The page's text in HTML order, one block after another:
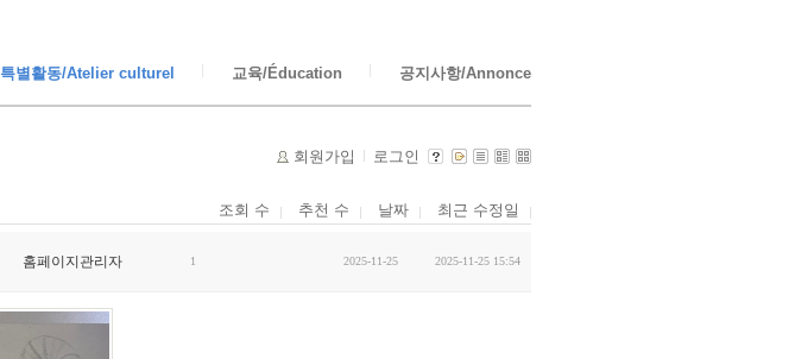
특별활동/Atelier culturel 교육/Éducation 공지사항/Annonce
회원가입 로그인
조회 수 추천 수 날짜 최근 수정일
홈페이지관리자 1 2025-11-25 2025-11-25 15:54